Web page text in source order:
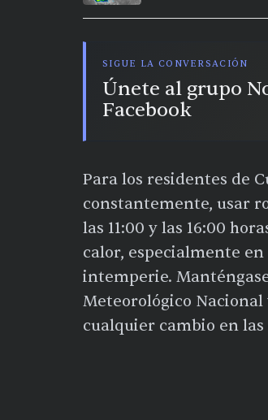
SIGUE LA CONVERSACIÓN
Únete al grupo
Facebook
Para los residentes de
constantemente, usar
las 11:00 y las 16:00
calor, especialmente
intemperie.
Meteorológico Nacional
cualquier cambio en